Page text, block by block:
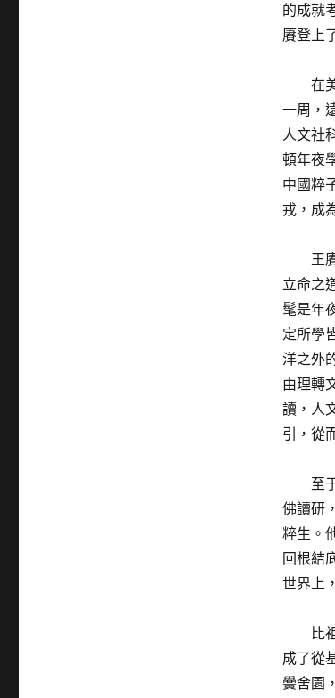
的成就
賡登上
在
一周，
人文社
頓年夜
中國粹
戎，成
王
立命之
髦是年
定所學
洋之外
由理轉
讀，人
引，從
至
佛讀研
粹生。
回根結
世界上
比
成了從
黌舍園